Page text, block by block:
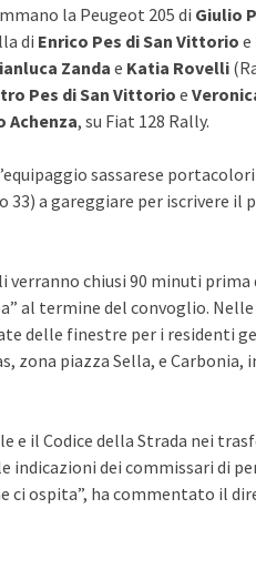
la Peugeot 205 di Giulio
di Enrico Pes di San Vittorio e
Zanda e Katia Rovelli
Pes di San Vittorio e
Achenza, su Fiat 128 Rally.
sassarese
33) a gareggiare per iscrivere il
chiusi 90 minuti
al termine del convoglio.
delle finestre per i residenti
zona piazza Sella, e Carbonia,
e il Codice della Strada nei
dei commissari di
ci ospita”, ha commentato il